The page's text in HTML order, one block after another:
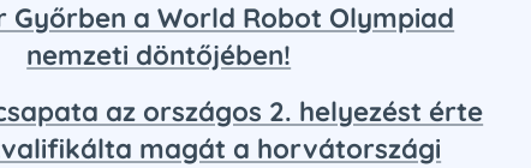
Győrben a World Robot Olympiad
nemzeti döntőjében!
az országos 2. helyezést érte
magát a horvátországi